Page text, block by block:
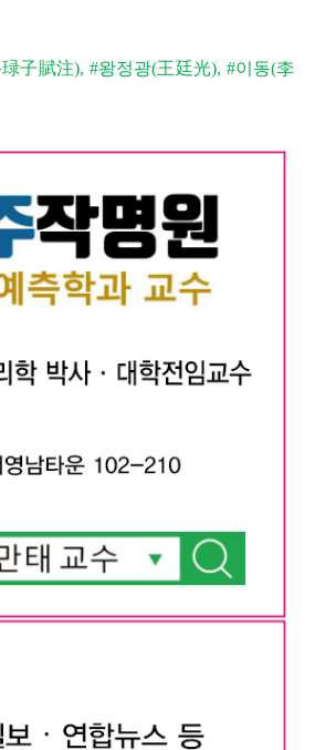
子賦注), #왕정광(王廷光), #이동(李